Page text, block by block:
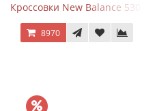
Кроссовки New Balance 530
8970